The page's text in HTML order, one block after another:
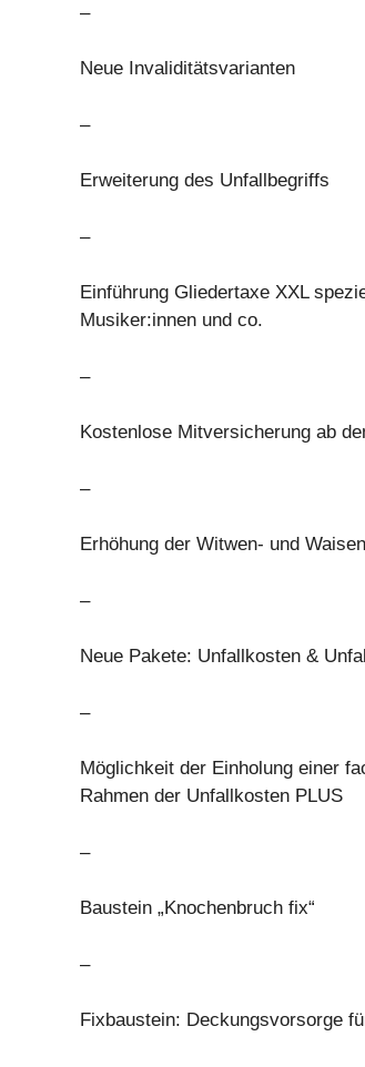
–
Neue Invaliditätsvarianten
–
Erweiterung des Unfallbegriffs
–
Einführung Gliedertaxe XXL
Musiker:innen und co.
–
Kostenlose Mitversicherung ab
–
Erhöhung der Witwen- und
–
Neue Pakete: Unfallkosten &
–
Möglichkeit der Einholung einer
Rahmen der Unfallkosten PLUS
–
Baustein „Knochenbruch fix“
–
Fixbaustein: Deckungsvorsorge